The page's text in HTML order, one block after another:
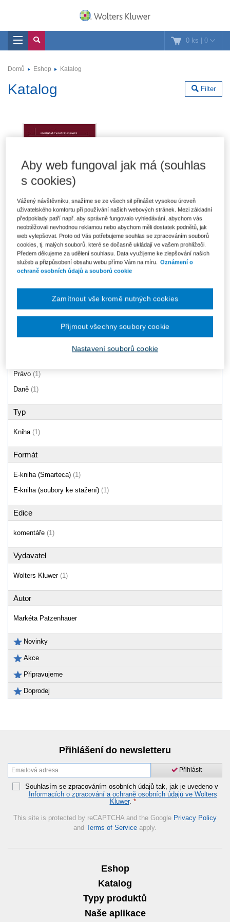
0 ks | 0
Domů Eshop Katalog
Filter
Katalog
Zákon o evidenci tržeb.
Komentář
289 Kč
Právo (1)
Daně (1)
Typ
Kniha (1)
Formát
E-kniha (Smarteca) (1)
E-kniha (soubory ke stažení) (1)
Edice
komentáře (1)
Vydavatel
Wolters Kluwer (1)
Autor
Markéta Patzenhauer
Novinky
Akce
Připravujeme
Doprodej
Přihlášení do newsletteru
Přihlásit
Souhlasím se zpracováním osobních údajů tak, jak je uvedeno v
Informacích o zpracování a ochraně osobních údajů ve Wolters
Kluwer. *
This site is protected by reCAPTCHA and the Google Privacy Policy
and Terms of Service apply.
Eshop
Katalog
Typy produktů
Naše aplikace
Aby web fungoval jak má (souhlas
s cookies)
Vážený návštěvníku, snažíme se ze všech sil přinášet vysokou úroveň
uživatelského komfortu při používání našich webových stránek. Mezi základní
předpoklady patří např. aby správně fungovalo vyhledávání, abychom vás
neobtěžovali nevhodnou reklamou nebo abychom měli dostatek podnětů, jak
web vylepšovat. Proto od Vás potřebujeme souhlas se zpracováním souborů
cookies, tj. malých souborů, které se dočasně ukládají ve vašem prohlížeči.
Předem děkujeme za udělení souhlasu. Data využijeme ke zlepšování našich
služeb a přizpůsobení obsahu webu přímo Vám na míru. Oznámení o
ochraně osobních údajů a souborů cookie
Nastavení souborů cookie
Zamítnout vše kromě nutných cookies
Přijmout všechny soubory cookie